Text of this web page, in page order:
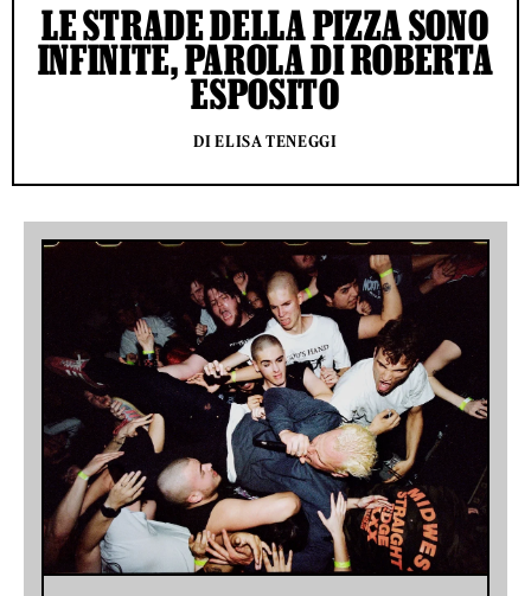
LE STRADE DELLA PIZZA SONO
INFINITE, PAROLA DI ROBERTA
ESPOSITO
DI ELISA TENEGGI